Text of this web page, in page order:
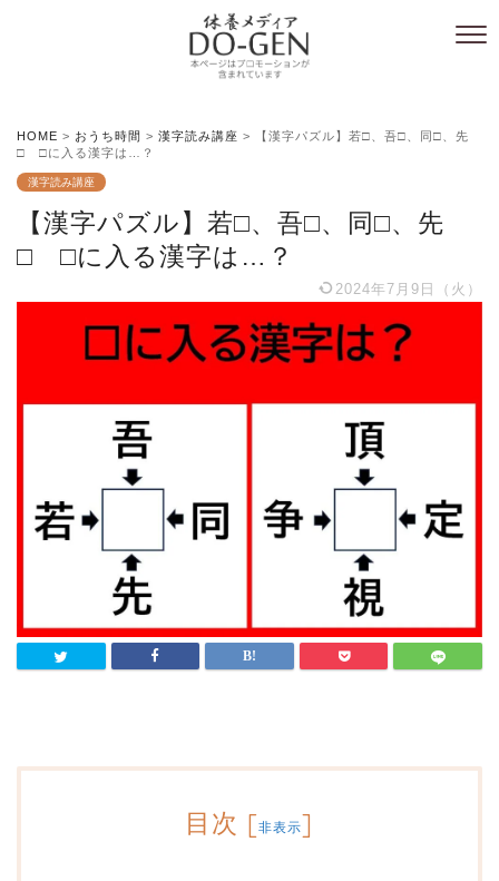
HOME > おうち時間 > 漢字読み講座 >
【漢字パズル】若□、吾□、同□、先
□ □に入る漢字は…？
漢字読み講座
【漢字パズル】若□、吾□、同□、先
□ □に入る漢字は…？
2024年7月9日（火）
目次 [非表示]